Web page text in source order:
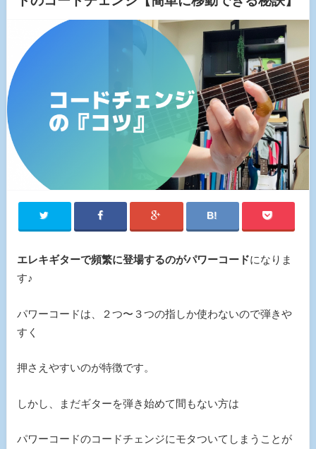
エレキギターで頻繁に登場するのがパワーコードになりま
す♪
パワーコードは、２つ〜３つの指しか使わないので弾きや
すく
押さえやすいのが特徴です。
しかし、まだギターを弾き始めて間もない方は
パワーコードのコードチェンジにモタついてしまうことが